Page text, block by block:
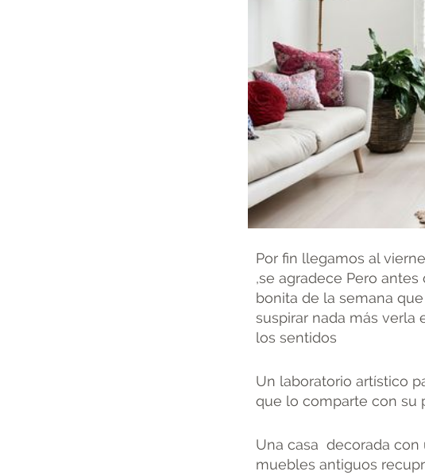
Por fin llegamos al
,se agradece Pero
bonita de la semana
suspirar nada más verla
los sentidos
Un laboratorio artístico
que lo comparte con su
Una casa decorada
muebles antiguos